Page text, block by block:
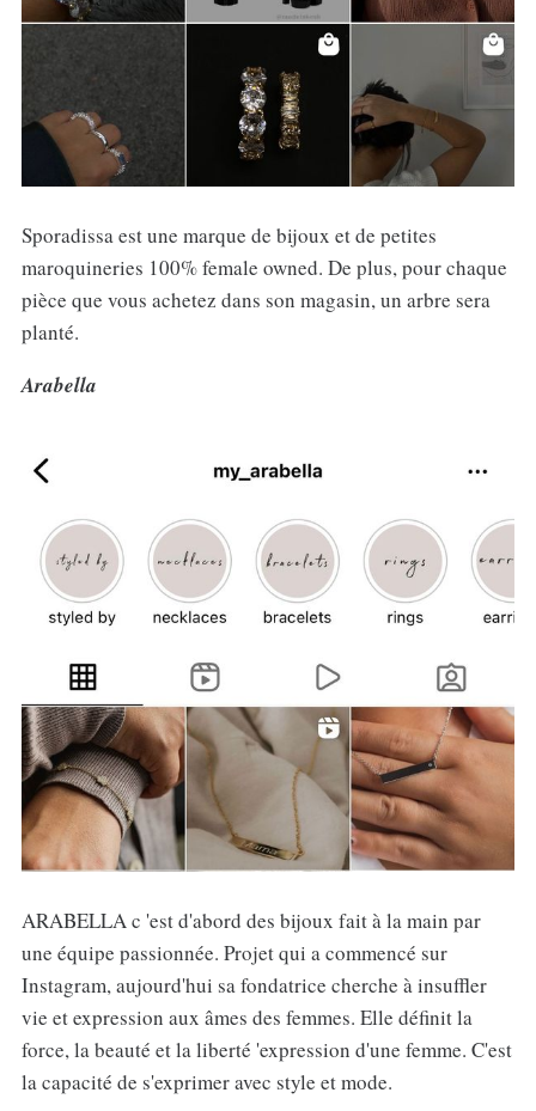
Sporadissa est une marque de bijoux et de petites
maroquineries 100% female owned. De plus, pour chaque
pièce que vous achetez dans son magasin, un arbre sera
planté.
Arabella
ARABELLA c 'est d'abord des bijoux fait à la main par
une équipe passionnée. Projet qui a commencé sur
Instagram, aujourd'hui sa fondatrice cherche à insuffler
vie et expression aux âmes des femmes. Elle définit la
force, la beauté et la liberté 'expression d'une femme. C'est
la capacité de s'exprimer avec style et mode.